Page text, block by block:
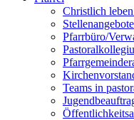
Christlich
Stellenangebote
Pfarrbüro/
Teams in